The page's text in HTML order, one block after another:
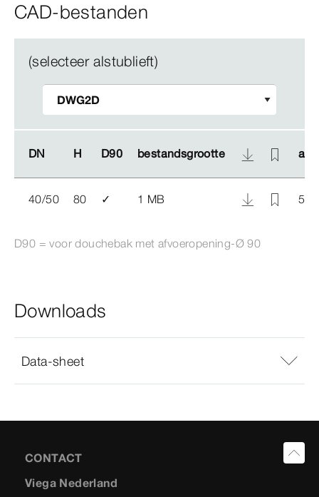
CAD-bestanden
(selecteer alstublieft)
DN H D90 bestandsgrootte
DN H D90 bestandsgrootte
40/50 80 ✓ 1 MB
D90 = voor douchebak met afvoeropening-Ø90
Downloads
Data-sheet
CONTACT
Viega Nederland